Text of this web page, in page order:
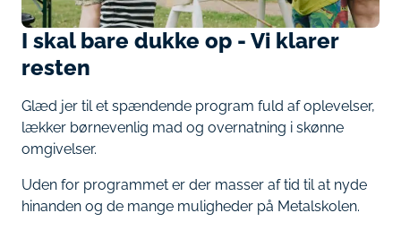
I skal bare dukke op - Vi klarer
resten
Glæd jer til et spændende program fuld af oplevelser,
lækker børnevenlig mad og overnatning i skønne
omgivelser.
Uden for programmet er der masser af tid til at nyde
hinanden og de mange muligheder på Metalskolen.